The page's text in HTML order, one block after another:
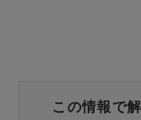
この情報で